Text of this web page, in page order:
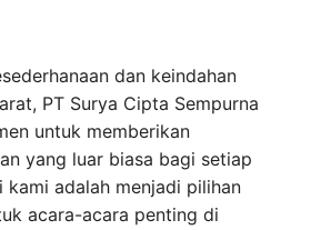
dan keindahan
PT Surya Cipta Sempurna
untuk memberikan
yang luar biasa bagi setiap
kami adalah menjadi pilihan
acara-acara penting di